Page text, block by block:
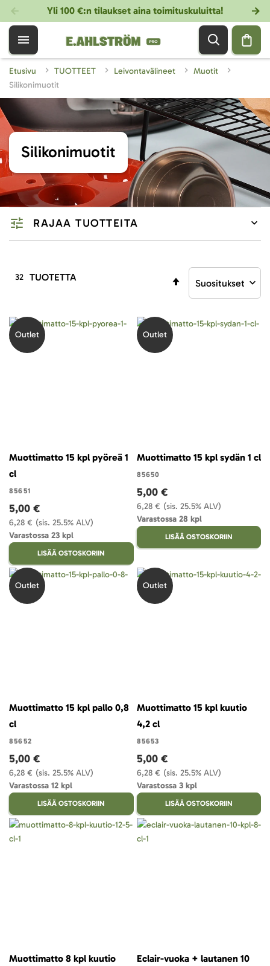
Yli 100 €:n tilaukset aina toimituskuluitta!
Etusivu TUOTTEET Leivontavälineet
Muotit
Silikonimuotit
Silikonimuotit
32 TUOTETTA
Aseta
Outlet
Muottimatto 15 kpl pyöreä 1
cl
85651
(sis. 25.5% ALV)
6,28 €
5,00 €
Varastossa 23 kpl
LISÄÄ OSTOSKORIIN
Outlet
Muottimatto 15 kpl sydän 1 cl
85650
(sis. 25.5% ALV)
6,28 €
5,00 €
Varastossa 28 kpl
LISÄÄ OSTOSKORIIN
Outlet
Muottimatto 15 kpl pallo 0,8
cl
85652
(sis. 25.5% ALV)
6,28 €
5,00 €
Varastossa 12 kpl
LISÄÄ OSTOSKORIIN
Outlet
Muottimatto 15 kpl kuutio
4,2 cl
85653
(sis. 25.5% ALV)
6,28 €
5,00 €
Varastossa 3 kpl
LISÄÄ OSTOSKORIIN
Muottimatto 8 kpl kuutio
Eclair-vuoka + lautanen 10
RAJAA TUOTTEITA